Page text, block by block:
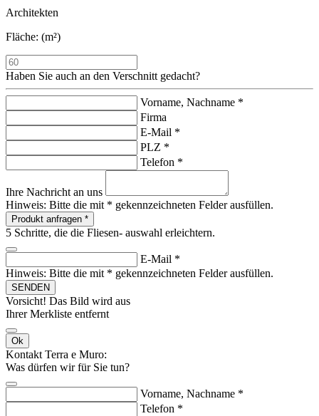
Architekten
Fläche: (m²)
Haben Sie auch an den Verschnitt gedacht?
Vorname, Nachname *
Firma
E-Mail *
PLZ *
Telefon *
Ihre Nachricht an uns
Hinweis: Bitte die mit * gekennzeichneten Felder ausfüllen.
Produkt anfragen *
5 Schritte, die die Fliesen- auswahl erleichtern.
E-Mail *
Hinweis: Bitte die mit * gekennzeichneten Felder ausfüllen.
SENDEN
Vorsicht! Das Bild wird aus
Ihrer Merkliste entfernt
Ok
Kontakt Terra e Muro:
Was dürfen wir für Sie tun?
Vorname, Nachname *
Telefon *